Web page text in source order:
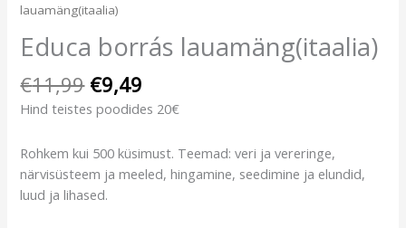
lauamäng(itaalia)
Educa borrás lauamäng(itaalia)
€11,99 €9,49
Hind teistes poodides 20€
Rohkem kui 500 küsimust. Teemad: veri ja vereringe,
närvisüsteem ja meeled, hingamine, seedimine ja elundid,
luud ja lihased.